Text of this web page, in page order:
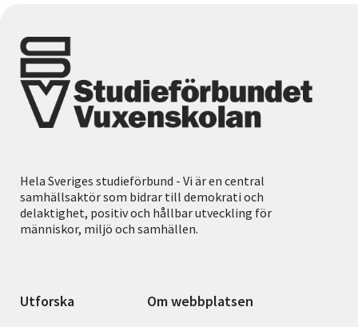
Hela Sveriges studieförbund - Vi är en central
samhällsaktör som bidrar till demokrati och
delaktighet, positiv och hållbar utveckling för
människor, miljö och samhällen.
Utforska Om webbplatsen